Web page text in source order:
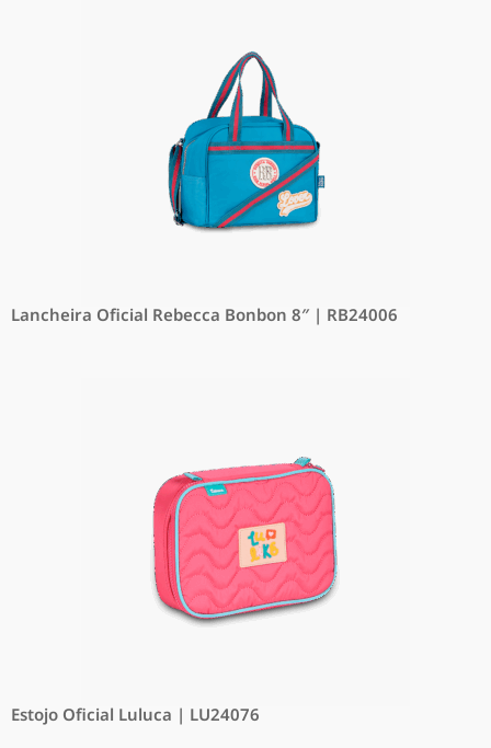
Lancheira Oficial Rebecca Bonbon 8″ | RB24006
Estojo Oficial Luluca | LU24076